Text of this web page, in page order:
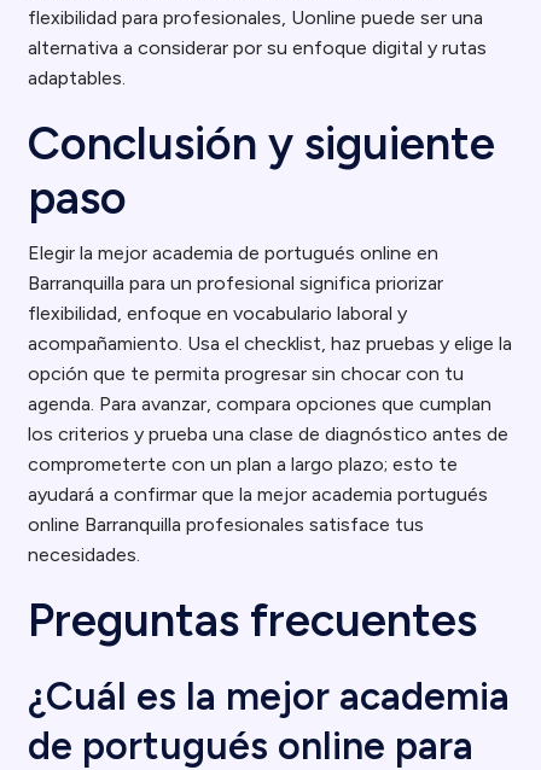
flexibilidad para profesionales, Uonline puede ser una
alternativa a considerar por su enfoque digital y rutas
adaptables.
Conclusión y siguiente
paso
Elegir la mejor academia de portugués online en
Barranquilla para un profesional significa priorizar
flexibilidad, enfoque en vocabulario laboral y
acompañamiento. Usa el checklist, haz pruebas y elige la
opción que te permita progresar sin chocar con tu
agenda. Para avanzar, compara opciones que cumplan
los criterios y prueba una clase de diagnóstico antes de
comprometerte con un plan a largo plazo; esto te
ayudará a confirmar que la mejor academia portugués
online Barranquilla profesionales satisface tus
necesidades.
Preguntas frecuentes
¿Cuál es la mejor academia
de portugués online para